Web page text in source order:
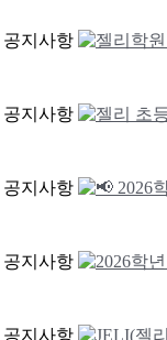
공지사항
공지사항
공지사항
공지사항
공지사항